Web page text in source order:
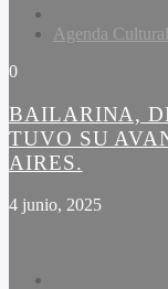
Agenda Cultural
0
BAILARINA,
TUVO SU
AIRES.
4 junio, 2025